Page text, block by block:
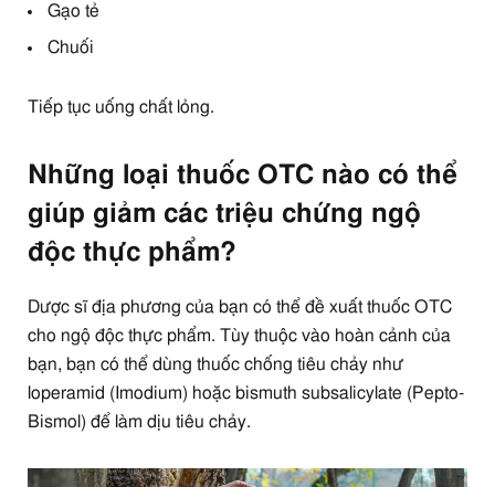
Gạo tẻ
Chuối
Tiếp tục uống chất lỏng.
Những loại thuốc OTC nào có thể
giúp giảm các triệu chứng ngộ
độc thực phẩm?
Dược sĩ địa phương của bạn có thể đề xuất thuốc OTC
cho ngộ độc thực phẩm. Tùy thuộc vào hoàn cảnh của
bạn, bạn có thể dùng thuốc chống tiêu chảy như
loperamid (Imodium) hoặc bismuth subsalicylate (Pepto-
Bismol) để làm dịu tiêu chảy.